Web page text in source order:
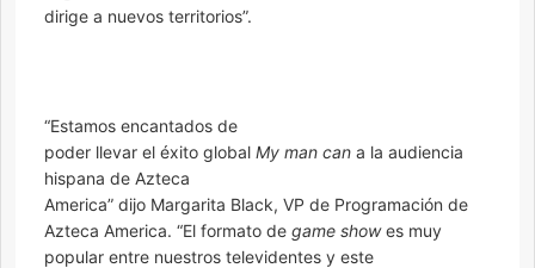
dirige a nuevos territorios”.
“Estamos encantados de
poder llevar el éxito global My man can a la audiencia
hispana de Azteca
America” dijo Margarita Black, VP de Programación de
Azteca America. “El formato de game showes muy
popular entre nuestros televidentes y este